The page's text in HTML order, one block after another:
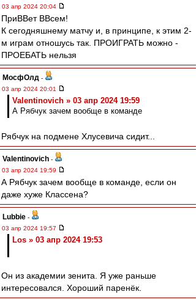
03 апр 2024 20:04
ПриВВет ВВсем!
К сегодняшнему матчу и, в принципе, к этим 2-
м играм отношусь так. ПРОИГРАТЬ можно -
ПРОЕБАТЬ нельзя
МосфОлд -
03 апр 2024 20:01
Valentinovich » 03 апр 2024 19:59
А Рябчук зачем вообще в команде
Рябчук на подмене Хлусевича сидит...
Valentinovich -
03 апр 2024 19:59
А Рябчук зачем вообще в команде, если он
даже хуже Классена?
Lubbie -
03 апр 2024 19:57
Los » 03 апр 2024 19:53
Он из академии зенита. Я уже раньше
интересовался. Хороший паренёк.